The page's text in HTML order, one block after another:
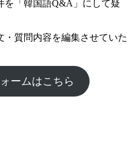
を「韓国語Q&A」にして疑
質問内容を編集させていた
ームはこちら